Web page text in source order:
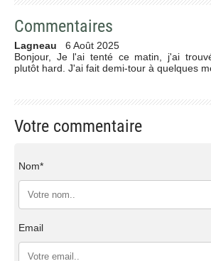
Commentaires
Lagneau
6 Août 2025
Bonjour, Je l'ai tenté ce matin, j'ai
plutôt hard. J'ai fait demi-tour à quelques
Votre commentaire
Nom*
Email